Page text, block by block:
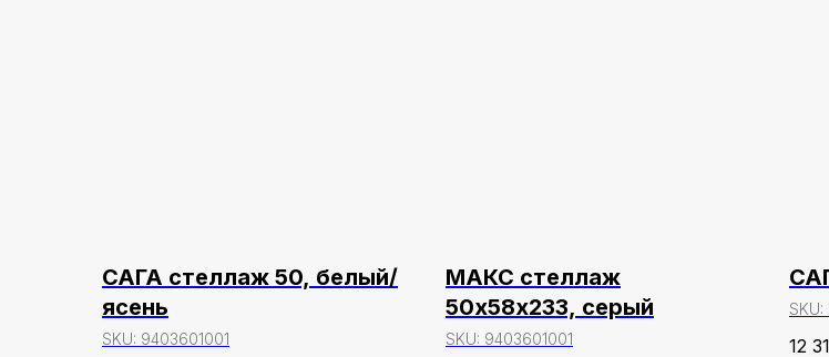
САГА стеллаж 50, белый/
ясень
SKU: 9403601001
МАКС стеллаж
50х58х233, серый
SKU: 9403601001
SKU:
12